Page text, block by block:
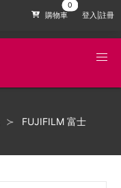
購物車 登入|註冊
FUJIFILM 富士